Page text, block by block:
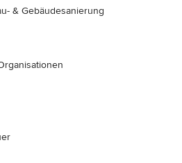
& Gebäudesanierung